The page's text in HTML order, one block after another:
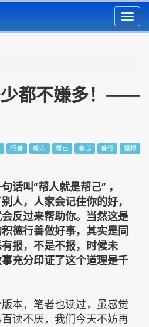
少都不嫌多！——
行善 帮人 帮己 善心 善行 福报
话叫“帮人就是帮己” ，
人，人家会记住你的好，
反过来帮助你。当然这是
德行善做好事，其实是同
报，不是不报，时候未
充分印证了这个道理是千
本，笔者也读过，虽感觉
读不厌，我们今天不妨再